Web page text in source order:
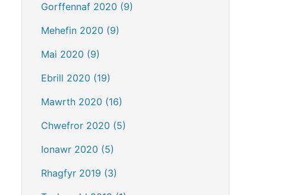
Gorffennaf 2020 (9)
Mehefin 2020 (9)
Mai 2020 (9)
Ebrill 2020 (19)
Mawrth 2020 (16)
Chwefror 2020 (5)
Ionawr 2020 (5)
Rhagfyr 2019 (3)